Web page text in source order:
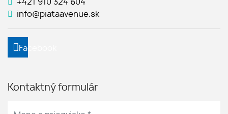
+421 910 324 604
info@piataavenue.sk
Facebook
Kontaktný formulár